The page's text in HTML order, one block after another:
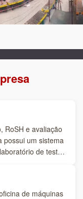
RoSH e avaliação
possui um sistema
de teste
de máquinas